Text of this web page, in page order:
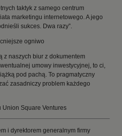
taktyk z samego centrum
marketingu internetowego. A jego
sukces. Dwa razy”.
ogniwo
z naszych biur z dokumentem
umowy inwestycyjnej, to ci,
pod pachą. To pragmatyczny
zasadniczy problem każdego
Union Square Ventures
i dyrektorem generalnym firmy